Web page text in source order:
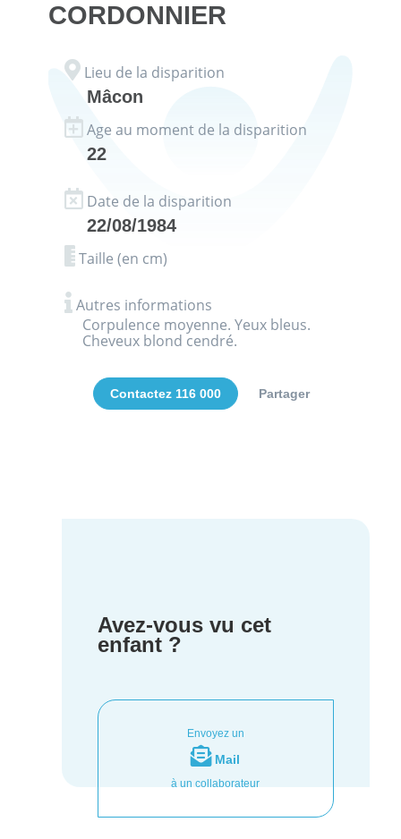
CORDONNIER
Lieu de la disparition
Mâcon
Age au moment de la disparition
22
Date de la disparition
22/08/1984
Taille (en cm)
Autres informations
Corpulence moyenne. Yeux bleus.
Cheveux blond cendré.
Contactez 116 000 Partager
Avez-vous vu cet
enfant ?
Envoyez un
Mail
à un collaborateur